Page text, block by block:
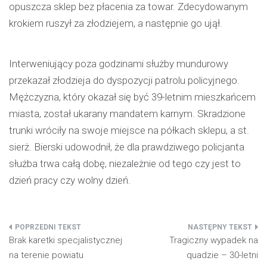
opuszcza sklep bez płacenia za towar. Zdecydowanym
krokiem ruszył za złodziejem, a następnie go ujął.
Interweniujący poza godzinami służby mundurowy
przekazał złodzieja do dyspozycji patrolu policyjnego.
Mężczyzna, który okazał się być 39-letnim mieszkańcem
miasta, został ukarany mandatem karnym. Skradzione
trunki wróciły na swoje miejsce na półkach sklepu, a st.
sierż. Bierski udowodnił, że dla prawdziwego policjanta
służba trwa całą dobę, niezależnie od tego czy jest to
dzień pracy czy wolny dzień.
Nawigacja
wpisu
Brak karetki specjalistycznej
na terenie powiatu
Tragiczny wypadek na
quadzie – 30-letni